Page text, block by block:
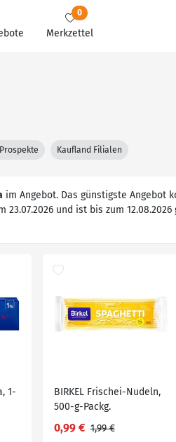
Merkzettel
0
Kaufland Filialen
im Angebot. Das günstigste Angebot
23.07.2026 und ist bis zum
1-
BIRKEL Frischei-Nudeln,
500-g-Packg.
0,99 € 1,99 €